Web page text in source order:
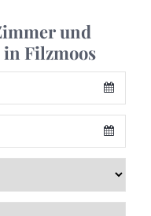
und
Filzmoos